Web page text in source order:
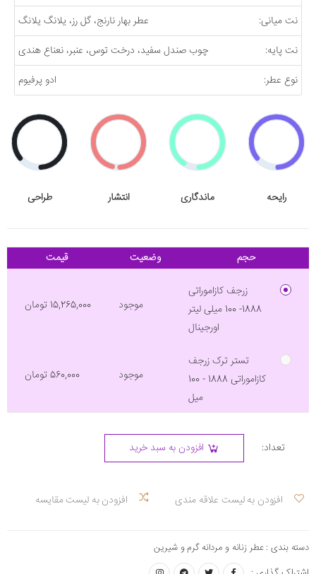
نت میانی:
عطر بهار نارنج، گل رز، یلانگ یلانگ
نت پایه:
چوب صندل سفید، درخت توس، عنبر، نعناع هندی
نوع عطر:
ادو پرفیوم
رایحه ماندگاری انتشار طراحی
حجم وضعیت قیمت
زرجف کازاموراتی
1888- 100 میلی لیتر
اورجینال
موجود 15,265,000 تومان
تستر ترک زرجف
کازاموراتی 1888 - 100
میل
موجود 560,000 تومان
تعداد: افزودن به سبد خرید
افزودن به لیست علاقه مندی افزودن به لیست مقایسه
دسته بندی :عطر زنانه و مردانه گرم و شیرین